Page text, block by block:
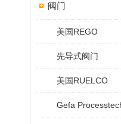
阀门
美国REGO
先导式阀门
美国RUELCO
Gefa